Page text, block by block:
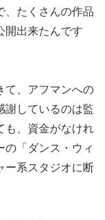
たくさんの作品
開出来たんです
、アフマンへの
謝しているのは監
も、資金がなけれ
の「ダンス・ウィ
ー系スタジオに断